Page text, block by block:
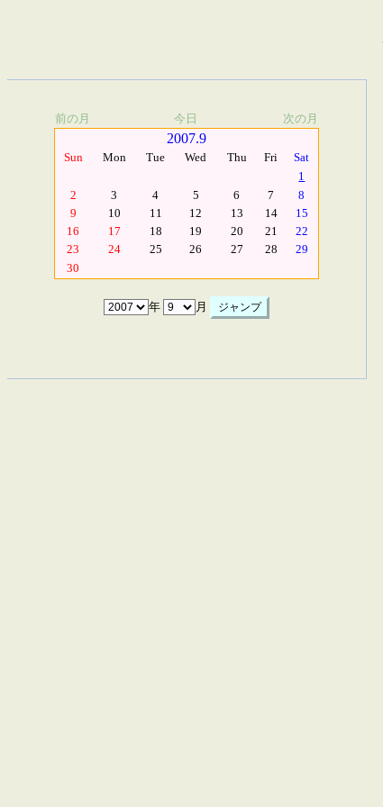
前の月 今日 次の月
2007.9
Sun Mon Tue Wed Thu Fri
Sat
1
2
3 4 5 6 7
8
9
10 11 12 13 14
15
16
17 18 19 20 21
22
23
24 25 26 27 28
29
30
年 月